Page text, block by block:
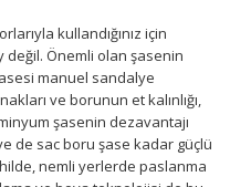
kullandığınız için
değil. Önemli olan şasenin
manuel sandalye
ve borunun et kalınlığı,
şasenin dezavantajı
de sac boru şase kadar güçlü
nemli yerlerde paslanma